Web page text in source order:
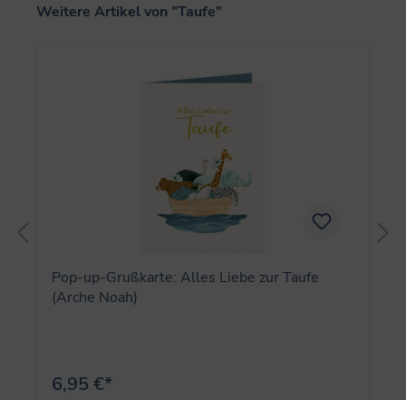
Produktgalerie überspringen
Weitere Artikel von "Taufe"
Pop-up-Grußkarte: Alles Liebe zur Taufe
(Arche Noah)
6,95 €*